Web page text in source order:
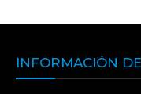
INFORMACIÓN